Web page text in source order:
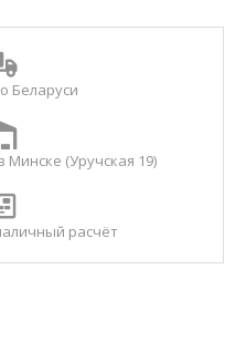
Беларуси
Минске (Уручская 19)
расчёт